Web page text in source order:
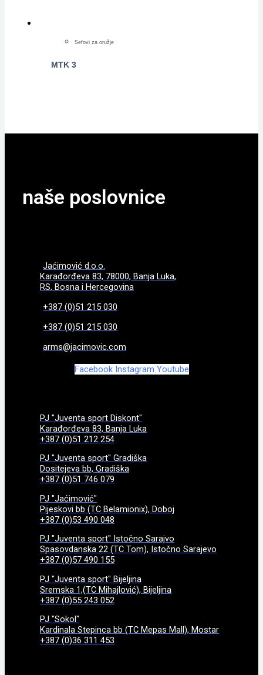
Sefovi za oružje
MTK 3
naše poslovnice
Jaćimović d.o.o.
Karađorđeva 83, 78000, Banja Luka,
RS, Bosna i Hercegovina
+387 (0)51 215 030
+387 (0)51 215 030
arms@jacimovic.com
Facebook Instagram Youtube
PJ "Juventa sport Diskont"
Karađorđeva 83, Banja Luka
+387 (0)51 212 254
PJ "Juventa sport" Gradiška
Dositejeva bb, Gradiška
+387 (0)51 746 079
PJ "Jaćimović"
Pijeskovi bb (TC Belamionix), Doboj
+387 (0)53 490 048
PJ "Juventa sport" Istočno Sarajvo
Spasovdanska 22 (TC Tom), Istočno Sarajevo
+387 (0)57 490 155
PJ "Juventa sport" Bijeljina
Sremska 1,(TC Mihajlović), Bijeljina
+387 (0)55 243 052
PJ "Sokol"
Kardinala Stepinca bb (TC Mepas Mall), Mostar
+387 (0)36 311 453